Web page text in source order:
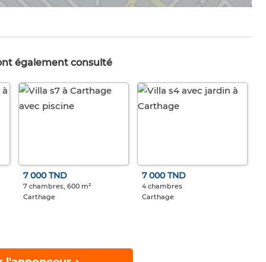
également consulté
7 000 TND
7 chambres, 600 m²
Carthage
7 000 TND
4 chambres
Carthage